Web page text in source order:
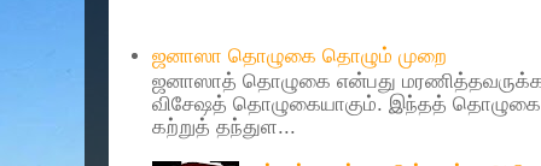
ஜனாஸா தொழுகை தொழும் முறை
ஜனாஸாத் தொழுகை என்பது
விசேஷத் தொழுகையாகும். இந்தத்
கற்றுத் தந்துள...